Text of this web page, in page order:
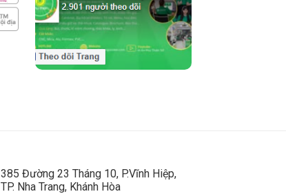
385 Đường 23 Tháng 10, P.Vĩnh Hiệp,
TP. Nha Trang, Khánh Hòa